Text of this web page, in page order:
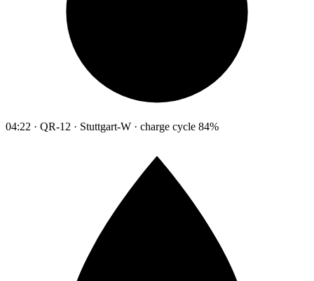
04:22 · QR-12 · Stuttgart-W · charge cycle 84%